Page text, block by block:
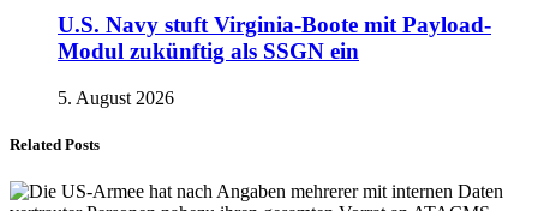
U.S. Navy stuft Virginia-Boote mit Payload-
Modul zukünftig als SSGN ein
5. August 2026
Related Posts